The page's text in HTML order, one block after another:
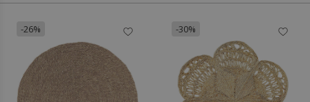
-26% -30%